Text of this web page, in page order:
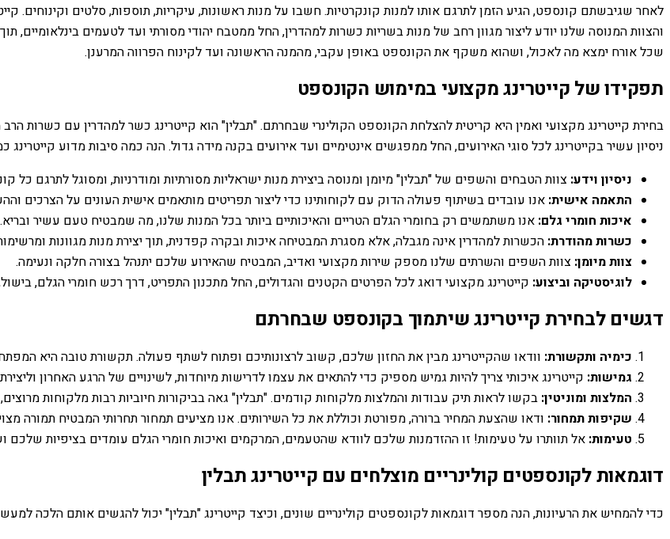
לאחר שגיבשתם קונספט, הגיע הזמן לתרגם אותו למנות קונקרטיות. חשבו על מנות ראשונות, עיקריות, תוספות, סלטים וקינוחים.
והצוות המנוסה שלנו יודע ליצור מגוון רחב של מנות בשריות כשרות למהדרין, החל ממטבח יהודי מסורתי ועד לטעמים בינלאומיים,
שכל אורח ימצא מה לאכול, ושהוא משקף את הקונספט באופן עקבי, מהמנה הראשונה ועד לקינוח הפרווה המרענן.
תפקידו של קייטרינג מקצועי במימוש הקונספט
בחירת קייטרינג מקצועי ואמין היא קריטית להצלחת הקונספט הקולינרי שבחרתם. "תבלין" הוא קייטרינג כשר למהדרין עם כשרות
ניסיון עשיר בקייטרינג לכל סוגי האירועים, החל ממפגשים אינטימיים ועד אירועים בקנה מידה גדול. הנה כמה סיבות מדוע
ניסיון וידע: צוות הטבחים והשפים של "תבלין" מיומן ומנוסה ביצירת מנות ישראליות מסורתיות ומודרניות, ומסוגל לתרגם כל
התאמה אישית: אנו עובדים בשיתוף פעולה הדוק עם לקוחותינו כדי ליצור תפריטים מותאמים אישית העונים על הצרכים
איכות חומרי גלם: אנו משתמשים רק בחומרי הגלם הטריים והאיכותיים ביותר בכל המנות שלנו, מה שמבטיח טעם עשיר ובריא.
כשרות מהודרת: הכשרות למהדרין אינה מגבלה, אלא מסגרת המבטיחה איכות ובקרה קפדנית, תוך יצירת מנות מגוונות
צוות מיומן: צוות השפים והשרתים שלנו מספק שירות מקצועי ואדיב, המבטיח שהאירוע שלכם יתנהל בצורה חלקה ונעימה.
לוגיסטיקה וביצוע: קייטרינג מקצועי דואג לכל הפרטים הקטנים והגדולים, החל מתכנון התפריט, דרך רכש חומרי הגלם,
דגשים לבחירת קייטרינג שיתמוך בקונספט שבחרתם
כימיה ותקשורת: וודאו שהקייטרינג מבין את החזון שלכם, קשוב לרצונותיכם ופתוח לשתף פעולה. תקשורת טובה היא
גמישות: קייטרינג איכותי צריך להיות גמיש מספיק כדי להתאים את עצמו לדרישות מיוחדות, לשינויים של הרגע האחרון
המלצות ומוניטין: בקשו לראות תיק עבודות והמלצות מלקוחות קודמים. "תבלין" גאה בביקורות חיוביות רבות מלקוחות
שקיפות תמחור: ודאו שהצעת המחיר ברורה, מפורטת וכוללת את כל השירותים. אנו מציעים תמחור תחרותי המבטיח תמורה
טעימות: אל תוותרו על טעימות! זו ההזדמנות שלכם לוודא שהטעמים, המרקמים ואיכות חומרי הגלם עומדים בציפיות
דוגמאות לקונספטים קולינריים מוצלחים עם קייטרינג תבלין
כדי להמחיש את הרעיונות, הנה מספר דוגמאות לקונספטים קולינריים שונים, וכיצד קייטרינג "תבלין" יכול להגשים אותם הלכה